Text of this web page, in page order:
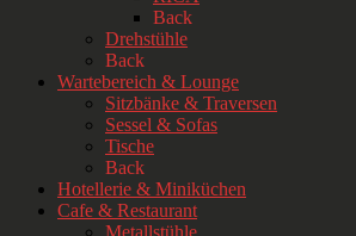
Back
Drehstühle
Back
Wartebereich & Lounge
Sitzbänke & Traversen
Sessel & Sofas
Tische
Back
Hotellerie & Miniküchen
Cafe & Restaurant